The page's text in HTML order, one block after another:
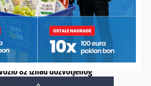
82 iznad dozvoljenog